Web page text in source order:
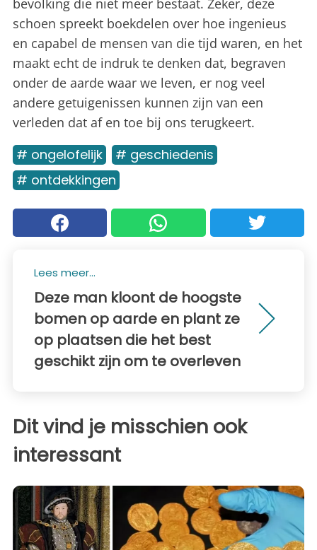
bevolking die niet meer bestaat. Zeker, deze
schoen spreekt boekdelen over hoe ingenieus
en capabel de mensen van die tijd waren, en het
maakt echt de indruk te denken dat, begraven
onder de aarde waar we leven, er nog veel
andere getuigenissen kunnen zijn van een
verleden dat af en toe bij ons terugkeert.
# ongelofelijk
# geschiedenis
# ontdekkingen
Lees meer...
Deze man kloont de hoogste
bomen op aarde en plant ze
op plaatsen die het best
geschikt zijn om te overleven
Dit vind je misschien ook
interessant